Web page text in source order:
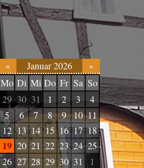
« Januar 2026
»
Mo Di Mi Do Fr Sa So
29 30 31 1 2 3
4
5
6 7 8 9 10 11
12 13 14 15 16 17 18
19 20 21 22 23 24 25
26 27 28 29 30 31 1